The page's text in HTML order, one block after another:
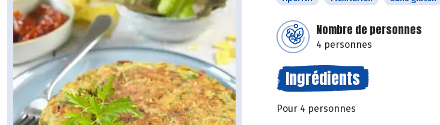
Nombre de personnes
4 personnes
Ingrédients
Pour 4 personnes